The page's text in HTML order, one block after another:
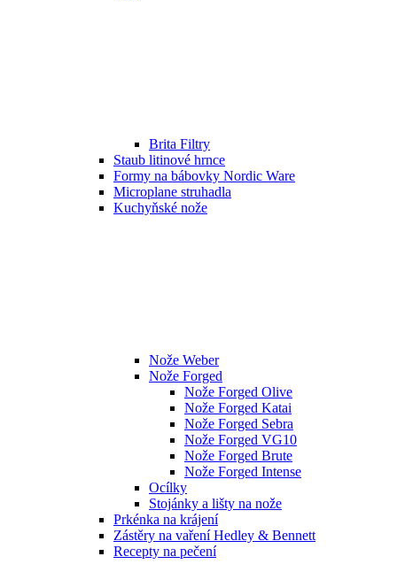
Brita Filtry
Staub litinové hrnce
Formy na bábovky Nordic Ware
Microplane struhadla
Kuchyňské nože
Nože Weber
Nože Forged
Nože Forged Olive
Nože Forged Katai
Nože Forged Sebra
Nože Forged VG10
Nože Forged Brute
Nože Forged Intense
Ocílky
Stojánky a lišty na nože
Prkénka na krájení
Zástěry na vaření Hedley & Bennett
Recepty na pečení